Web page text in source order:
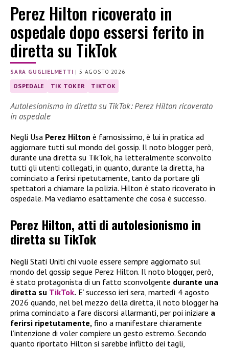
Perez Hilton ricoverato in
ospedale dopo essersi ferito in
diretta su TikTok
SARA GUGLIELMETTI | 5 AGOSTO 2026
OSPEDALE TIK TOKER TIKTOK
Autolesionismo in diretta su TikTok: Perez Hilton ricoverato
in ospedale
Negli Usa Perez Hilton è famosissimo, è lui in pratica ad
aggiornare tutti sul mondo del gossip. Il noto blogger però,
durante una diretta su TikTok, ha letteralmente sconvolto
tutti gli utenti collegati, in quanto, durante la diretta, ha
cominciato a ferirsi ripetutamente, tanto da portare gli
spettatori a chiamare la polizia. Hilton è stato ricoverato in
ospedale. Ma vediamo esattamente che cosa è successo.
Perez Hilton, atti di autolesionismo in
diretta su TikTok
Negli Stati Uniti chi vuole essere sempre aggiornato sul
mondo del gossip segue Perez Hilton. Il noto blogger, però,
è stato protagonista di un fatto sconvolgente durante una
diretta su TikTok. E’ successo ieri sera, martedì 4 agosto
2026 quando, nel bel mezzo della diretta, il noto blogger ha
prima cominciato a fare discorsi allarmanti, per poi iniziare a
ferirsi ripetutamente, fino a manifestare chiaramente
l’intenzione di voler compiere un gesto estremo. Secondo
quanto riportato Hilton si sarebbe inflitto dei tagli,